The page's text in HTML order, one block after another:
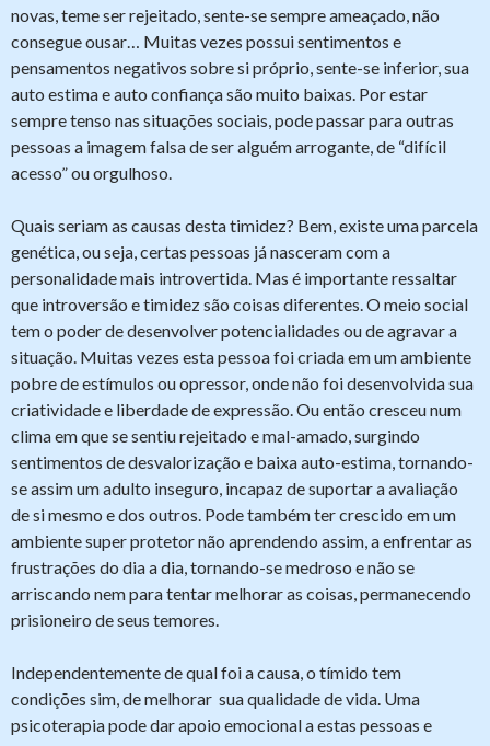
novas, teme ser rejeitado, sente-se sempre ameaçado, não
consegue ousar… Muitas vezes possui sentimentos e
pensamentos negativos sobre si próprio, sente-se inferior, sua
auto estima e auto confiança são muito baixas. Por estar
sempre tenso nas situações sociais, pode passar para outras
pessoas a imagem falsa de ser alguém arrogante, de “difícil
acesso” ou orgulhoso.
Quais seriam as causas desta timidez? Bem, existe uma parcela
genética, ou seja, certas pessoas já nasceram com a
personalidade mais introvertida. Mas é importante ressaltar
que introversão e timidez são coisas diferentes. O meio social
tem o poder de desenvolver potencialidades ou de agravar a
situação. Muitas vezes esta pessoa foi criada em um ambiente
pobre de estímulos ou opressor, onde não foi desenvolvida sua
criatividade e liberdade de expressão. Ou então cresceu num
clima em que se sentiu rejeitado e mal-amado, surgindo
sentimentos de desvalorização e baixa auto-estima, tornando-
se assim um adulto inseguro, incapaz de suportar a avaliação
de si mesmo e dos outros. Pode também ter crescido em um
ambiente super protetor não aprendendo assim, a enfrentar as
frustrações do dia a dia, tornando-se medroso e não se
arriscando nem para tentar melhorar as coisas, permanecendo
prisioneiro de seus temores.
Independentemente de qual foi a causa, o tímido tem
condições sim, de melhorar sua qualidade de vida. Uma
psicoterapia pode dar apoio emocional a estas pessoas e